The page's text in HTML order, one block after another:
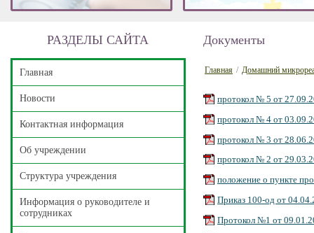
РАЗДЕЛЫ САЙТА
Главная
Новости
Контактная информация
Об учреждении
Структура учреждения
Информация о руководителе и
сотрудниках
Документы
Главная / Домашний
протокол № 5 от
протокол № 4 от
протокол № 3 от
протокол № 2 от
положение о пункте
Приказ 100-од от
Протокол №1 от